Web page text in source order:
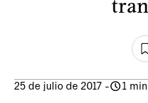
25 de julio de 2017 - 1